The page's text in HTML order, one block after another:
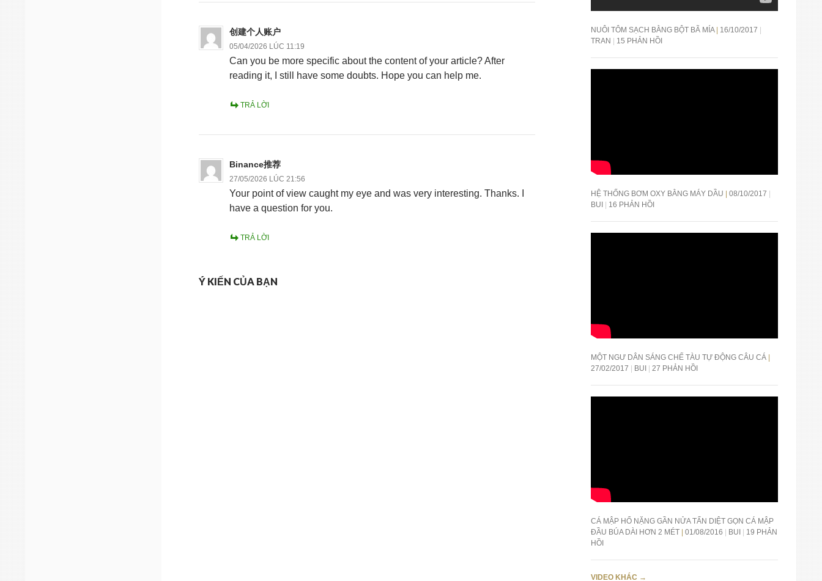
创建个人账户
05/04/2026 LÚC 11:19
Can you be more specific about the content of your article? After
reading it, I still have some doubts. Hope you can help me.
TRẢ LỜI
Binance推荐
27/05/2026 LÚC 21:56
Your point of view caught my eye and was very interesting. Thanks. I
have a question for you.
TRẢ LỜI
Ý KIẾN CỦA BẠN
NUÔI TÔM SẠCH BẰNG BỘT BÃ MÍA
16/10/2017
TRAN
15 PHẢN HỒI
HỆ THỐNG BƠM OXY BẰNG MÁY DẦU
08/10/2017
BUI
16 PHẢN HỒI
MỘT NGƯ DÂN SÁNG CHẾ TÀU TỰ ĐỘNG CÂU CÁ
27/02/2017
BUI 27 PHẢN HỒI
CÁ MẬP HỔ NẶNG GẦN NỬA TẤN DIỆT GỌN CÁ MẬP
ĐẦU BÚA DÀI HƠN 2 MÉT
01/08/2016 BUI
19 PHẢN
HỒI
VIDEO KHÁC →